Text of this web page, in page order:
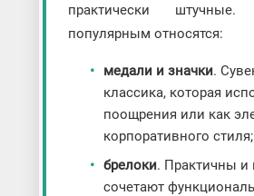
практически
популярным относятся:
медали и значки.
классика, которая
поощрения или как
корпоративного стиля;
брелоки. Практичны и
сочетают